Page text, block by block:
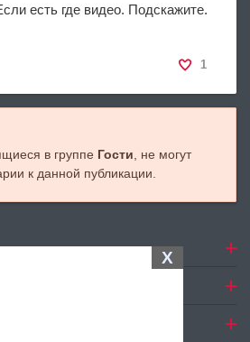
X
1
есть где видео. Подскажите.
в группе Гости, не могут
к данной публикации.